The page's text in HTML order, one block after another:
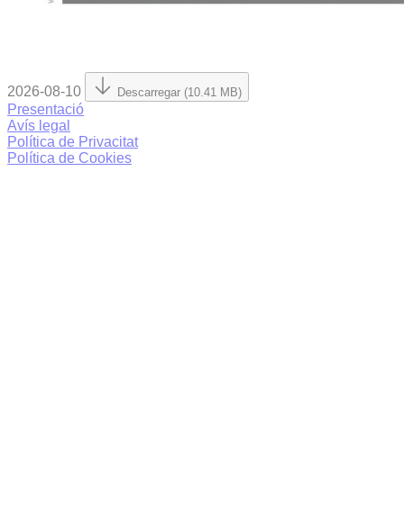
2026-08-10 Descarregar (10.41 MB)
Presentació
Avís legal
Política de Privacitat
Política de Cookies